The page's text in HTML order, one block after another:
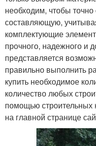
необходим, чтобы
составляющую,
комплектующие
прочного, надежного и
представляется
правильно выполнить
купить необходимое
количество любых
помощью строительных
на главной странице